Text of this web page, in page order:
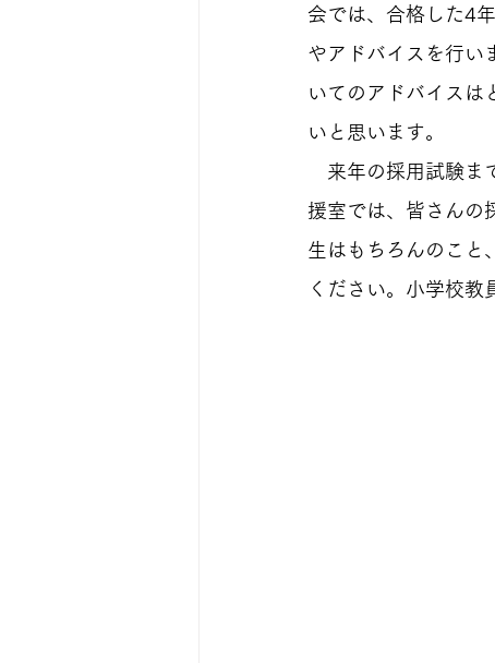
会では、合格した4
やアドバイスを行い
いてのアドバイスは
いと思います。
来年の採用試験ま
援室では、皆さんの
生はもちろんのこと
ください。小学校教